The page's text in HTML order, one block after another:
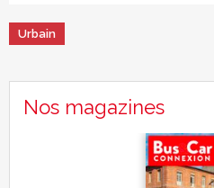
Urbain
Nos magazines